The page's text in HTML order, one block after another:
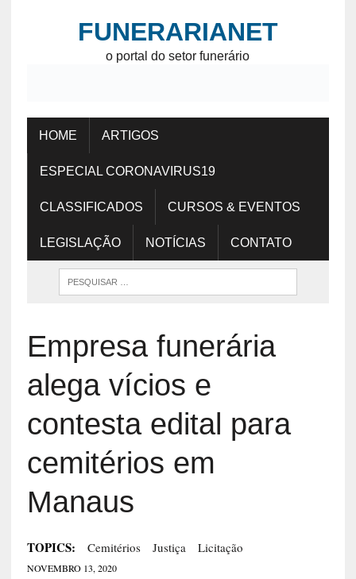
FUNERARIANET
o portal do setor funerário
HOME ARTIGOS
ESPECIAL CORONAVIRUS19
CLASSIFICADOS CURSOS & EVENTOS
LEGISLAÇÃO NOTÍCIAS CONTATO
Empresa funerária
alega vícios e
contesta edital para
cemitérios em
Manaus
TOPICS: Cemitérios Justiça Licitação
NOVEMBRO 13, 2020